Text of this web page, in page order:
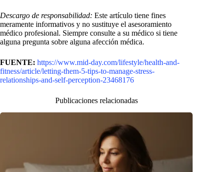
Descargo de responsabilidad: Este artículo tiene fines
meramente informativos y no sustituye el asesoramiento
médico profesional. Siempre consulte a su médico si tiene
alguna pregunta sobre alguna afección médica.
FUENTE: https://www.mid-day.com/lifestyle/health-and-
fitness/article/letting-them-5-tips-to-manage-stress-
relationships-and-self-perception-23468176
Publicaciones relacionadas